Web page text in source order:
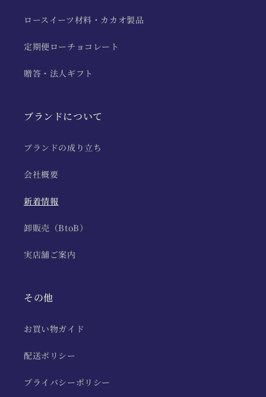
ロースイーツ材料・カカオ製品
定期便ローチョコレート
贈答・法人ギフト
ブランドについて
ブランドの成り立ち
会社概要
新着情報
卸販売（BtoB）
実店舗ご案内
その他
お買い物ガイド
配送ポリシー
プライバシーポリシー